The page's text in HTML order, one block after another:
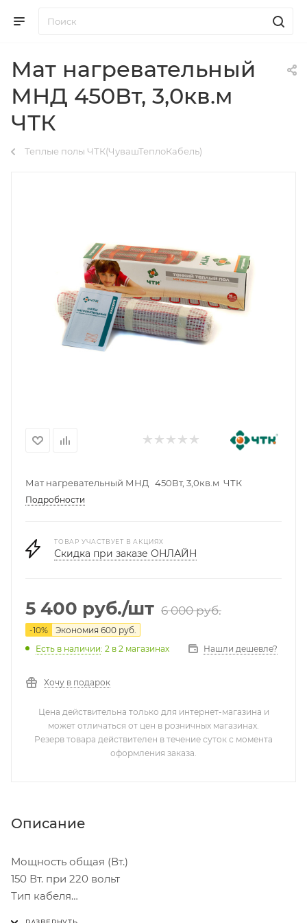
Мат нагревательный
МНД 450Вт, 3,0кв.м
ЧТК
Теплые полы ЧТК(ЧувашТеплоКабель)
Мат нагревательный МНД 450Вт, 3,0кв.м ЧТК
Подробности
ТОВАР УЧАСТВУЕТ В АКЦИЯХ
Скидка при заказе ОНЛАЙН
5 400 руб./шт 6 000руб.
-10% Экономия 600 руб.
Есть в наличии: 2 в 2 магазинах Нашли дешевле?
Хочу в подарок
Цена действительна только для интернет-магазина и
может отличаться от цен в розничных магазинах.
Резерв товара действителен в течение суток с момента
оформления заказа.
Описание
Мощность общая (Вт.)
150 Вт. при 220 вольт
Тип кабеля